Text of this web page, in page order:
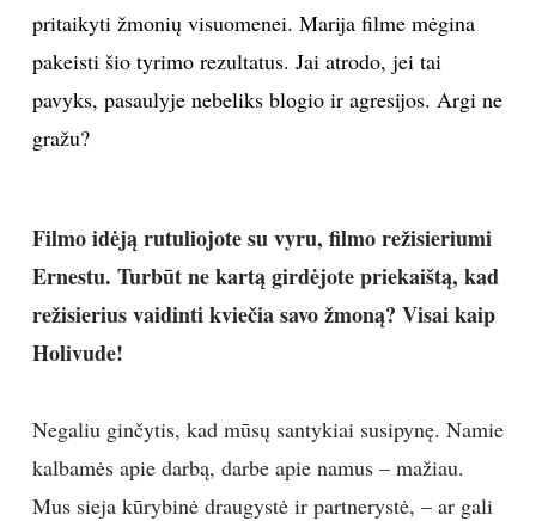
pritaikyti žmonių visuomenei. Marija filme mėgina
pakeisti šio tyrimo rezultatus. Jai atrodo, jei tai
pavyks, pasaulyje nebeliks blogio ir agresijos. Argi ne
gražu?
Filmo idėją rutuliojote su vyru, filmo režisieriumi
Ernestu. Turbūt ne kartą girdėjote priekaištą, kad
režisierius vaidinti kviečia savo žmoną? Visai kaip
Holivude!
Negaliu ginčytis, kad mūsų santykiai susipynę. Namie
kalbamės apie darbą, darbe apie namus – mažiau.
Mus sieja kūrybinė draugystė ir partnerystė, – ar gali